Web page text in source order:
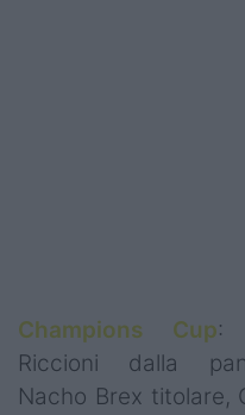
Champions Cup:
Riccioni dalla
Nacho Brex titolare,